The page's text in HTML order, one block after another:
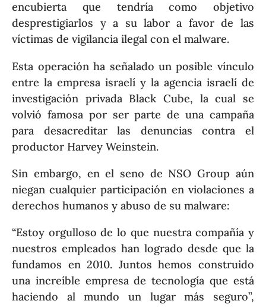
encubierta que tendría como objetivo
desprestigiarlos y a su labor a favor de las
víctimas de vigilancia ilegal con el malware.
Esta operación ha señalado un posible vínculo
entre la empresa israelí y la agencia israelí de
investigación privada Black Cube, la cual se
volvió famosa por ser parte de una campaña
para desacreditar las denuncias contra el
productor Harvey Weinstein.
Sin embargo, en el seno de NSO Group aún
niegan cualquier participación en violaciones a
derechos humanos y abuso de su malware:
“Estoy orgulloso de lo que nuestra compañía y
nuestros empleados han logrado desde que la
fundamos en 2010. Juntos hemos construido
una increíble empresa de tecnología que está
haciendo al mundo un lugar más seguro”,